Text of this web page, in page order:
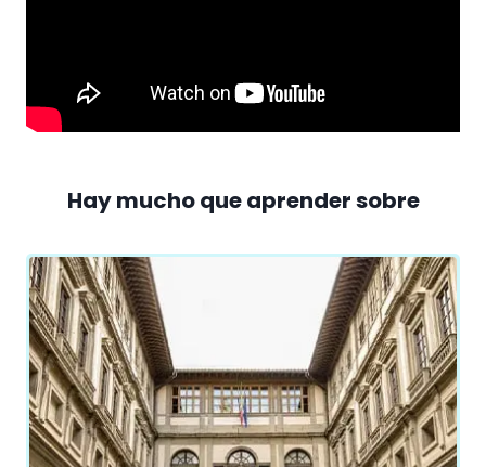
Hay mucho que aprender sobre